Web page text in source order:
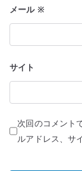
メール ※
サイト
次回のコメント
ルアドレス、サ